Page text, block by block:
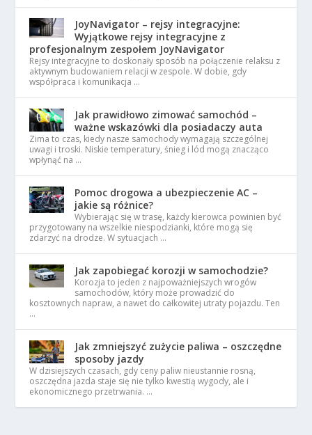
JoyNavigator – rejsy integracyjne:
Wyjątkowe rejsy integracyjne z
profesjonalnym zespołem JoyNavigator
Rejsy integracyjne to doskonały sposób na połączenie relaksu z
aktywnym budowaniem relacji w zespole. W dobie, gdy
współpraca i komunikacja …
Jak prawidłowo zimować samochód –
ważne wskazówki dla posiadaczy auta
Zima to czas, kiedy nasze samochody wymagają szczególnej
uwagi i troski. Niskie temperatury, śnieg i lód mogą znacząco
wpłynąć na …
Pomoc drogowa a ubezpieczenie AC –
jakie są różnice?
Wybierając się w trasę, każdy kierowca powinien być
przygotowany na wszelkie niespodzianki, które mogą się
zdarzyć na drodze. W sytuacjach …
Jak zapobiegać korozji w samochodzie?
Korozja to jeden z najpoważniejszych wrogów
samochodów, który może prowadzić do
kosztownych napraw, a nawet do całkowitej utraty pojazdu. Ten
…
Jak zmniejszyć zużycie paliwa – oszczędne
sposoby jazdy
W dzisiejszych czasach, gdy ceny paliw nieustannie rosną,
oszczędna jazda staje się nie tylko kwestią wygody, ale i
ekonomicznego przetrwania. …